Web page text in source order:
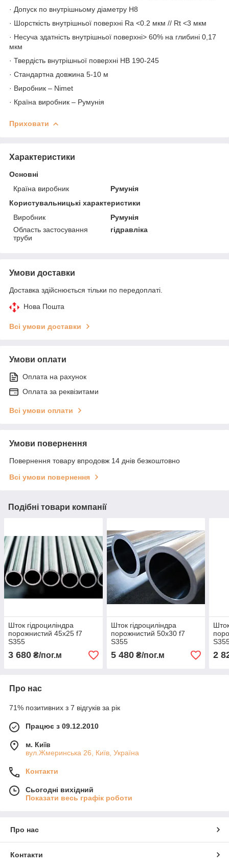
· Допуск по внутрішньому діаметру H8
· Шорсткість внутрішньої поверхні Ra <0.2 мкм // Rt <3 мкм
· Несуча здатність внутрішньої поверхні> 60% на глибині 0,17
мкм
· Твердість внутрішньої поверхні HB 190-245
· Стандартна довжина 5-10 м
· Виробник – Nimet
· Країна виробник – Румунія
Приховати
Характеристики
Основні
Країна виробник
Румунія
Користувальницькі характеристики
Виробник
Румунія
Область застосування
труби
гідравліка
Умови доставки
Доставка здійснюється тільки по передоплаті.
Нова Пошта
Всі умови доставки
Умови оплати
Оплата на рахунок
Оплата за реквізитами
Всі умови оплати
Умови повернення
Повернення товару впродовж 14 днів безкоштовно
Всі умови повернення
Подібні товари компанії
Шток гідроциліндра
порожнистий 45х25 f7
S355
3 680 ₴/пог.м
Шток гідроциліндра
порожнистий 50х30 f7
S355
5 480₴/пог.м 2
Про нас
71% позитивних з 7 відгуків за рік
Працює з 09.12.2010
м. Київ
вул.Жмеринська 26, Київ, Україна
Контакти
Сьогодні вихідний
Показати весь графік роботи
Про нас
Контакти